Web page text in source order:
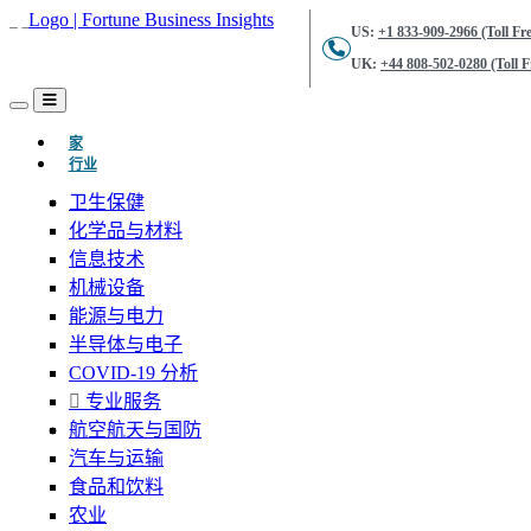
US: +1 833-909-2966 (Toll
UK: +44 808-502-0280 (Toll
家(当前的)
行业
卫生保健
化学品与材料
信息技术
机械设备
能源与电力
半导体与电子
COVID-19 分析
专业服务
航空航天与国防
汽车与运输
食品和饮料
农业